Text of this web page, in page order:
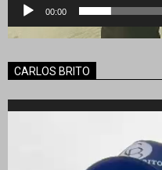
00:00
CARLOS BRITO
Reproductor